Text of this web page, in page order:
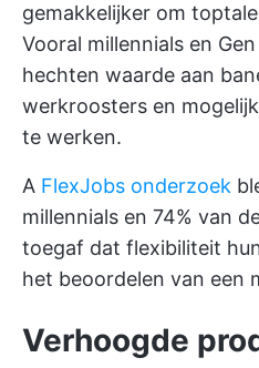
gemakkelijker om
Vooral millennials en
hechten waarde aan
werkroosters en
te werken.
A FlexJobs onderzoek
millennials en 74% van
toegaf dat flexibiliteit
het beoordelen van een
Verhoogde